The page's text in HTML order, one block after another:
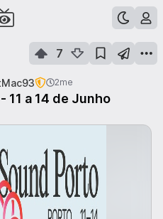
7
2me
11 a 14 de Junho